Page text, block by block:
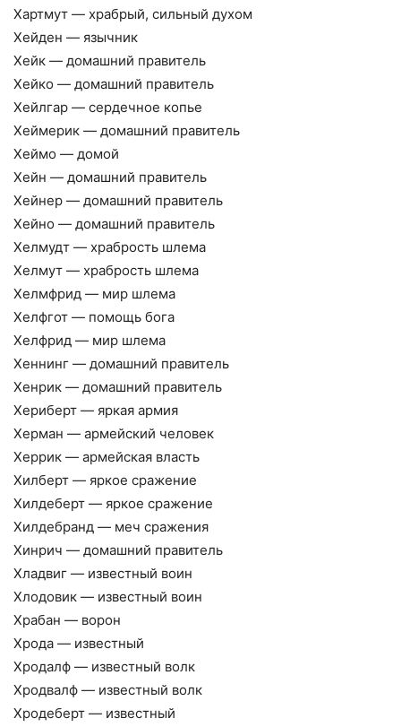
Хартмут — храбрый, сильный духом
Хейден — язычник
Хейк — домашний правитель
Хейко — домашний правитель
Хейлгар — сердечное копье
Хеймерик — домашний правитель
Хеймо — домой
Хейн — домашний правитель
Хейнер — домашний правитель
Хейно — домашний правитель
Хелмудт — храбрость шлема
Хелмут — храбрость шлема
Хелмфрид — мир шлема
Хелфгот — помощь бога
Хелфрид — мир шлема
Хеннинг — домашний правитель
Хенрик — домашний правитель
Хериберт — яркая армия
Херман — армейский человек
Херрик — армейская власть
Хилберт — яркое сражение
Хилдеберт — яркое сражение
Хилдебранд — меч сражения
Хинрич — домашний правитель
Хладвиг — известный воин
Хлодовик — известный воин
Храбан — ворон
Хрода — известный
Хродалф — известный волк
Хродвалф — известный волк
Хродеберт — известный